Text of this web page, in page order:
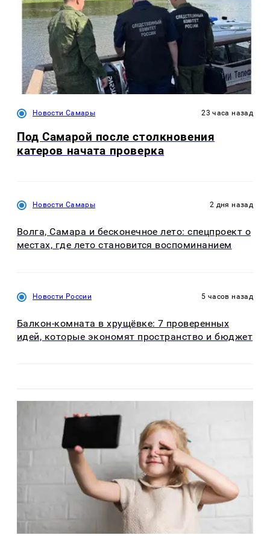
Новости Самары 23 часа назад
Под Самарой после столкновения
катеров начата проверка
Новости Самары 2 дня назад
Волга, Самара и бесконечное лето: спецпроект о
местах, где лето становится воспоминанием
Новости России 5 часов назад
Балкон-комната в хрущёвке: 7 проверенных
идей, которые экономят пространство и бюджет